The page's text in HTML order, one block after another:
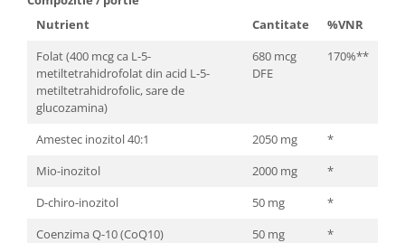
Nutrient
Cantitate
%VNR
Folat (400 mcg ca L-5-
metiltetrahidrofolat din acid L-5-
metiltetrahidrofolic, sare de
glucozamina)
680 mcg
DFE
170%**
Amestec inozitol 40:1 2050 mg
*
Mio-inozitol
2000 mg
*
D-chiro-inozitol
50 mg
*
Coenzima Q-10 (CoQ10)
50 mg
*